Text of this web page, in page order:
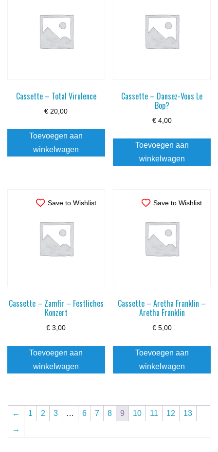
Cassette – Total Virulence
€ 20,00
Toevoegen aan
winkelwagen
Cassette – Dansez-Vous Le
Bop?
€4,00
Toevoegen aan
winkelwagen
Save to Wishlist
Cassette – Zamfir – Festliches
Konzert
€ 3,00
Toevoegen aan
winkelwagen
Save to Wishlist
Cassette – Aretha Franklin –
Aretha Franklin
€5,00
Toevoegen aan
winkelwagen
← 1 2 3 … 6 7 8 9 10 11 12
13
→